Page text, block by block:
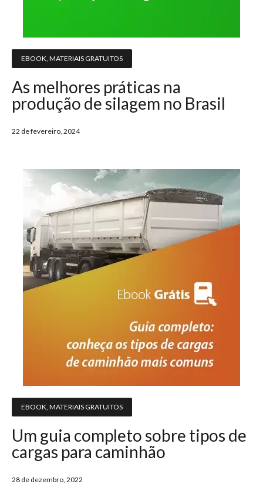
EBOOK MATERIAIS GRATUITOS
As melhores práticas na
produção de silagem no Brasil
22 de fevereiro, 2024
EBOOK MATERIAIS GRATUITOS
Um guia completo sobre tipos de
cargas para caminhão
28 de dezembro, 2022